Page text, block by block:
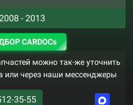
- 2013
CARDOCs
можно так-же уточнить
или через наши мессенджеры
35-55